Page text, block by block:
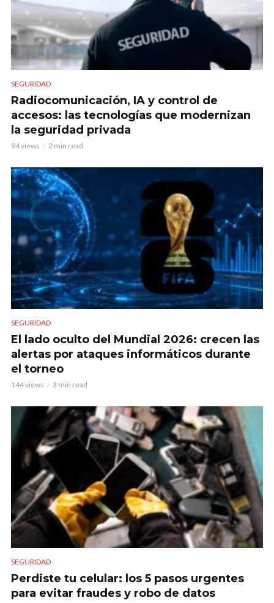
SEGURIDAD
Radiocomunicación, IA y control de
accesos: las tecnologías que modernizan
la seguridad privada
94 views 2 min read
SEGURIDAD
El lado oculto del Mundial 2026: crecen las
alertas por ataques informáticos durante
el torneo
144 views 3 min read
SEGURIDAD
Perdiste tu celular: los 5 pasos urgentes
para evitar fraudes y robo de datos